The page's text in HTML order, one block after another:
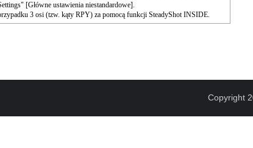
[Główne ustawienia niestandardowe].
3 osi (tzw. kąty RPY) za pomocą funkcji SteadyShot INSIDE.
Copyright